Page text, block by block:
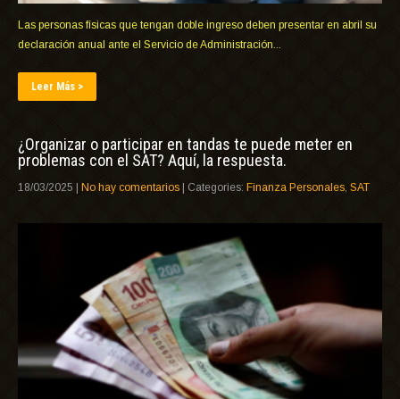
Las personas físicas que tengan doble ingreso deben presentar en abril su
declaración anual ante el Servicio de Administración...
Leer Más >
¿Organizar o participar en tandas te puede meter en
problemas con el SAT? Aquí, la respuesta.
18/03/2025 No hay comentarios | Categories: Finanza Personales, SAT